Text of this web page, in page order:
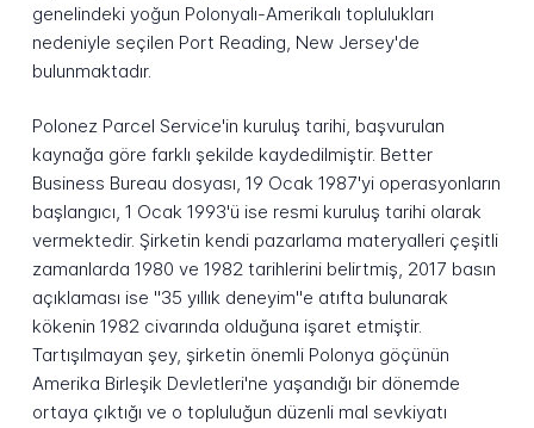
genelindeki yoğun Polonyalı-Amerikalı toplulukları
nedeniyle seçilen Port Reading, New Jersey'de
bulunmaktadır.
Polonez Parcel Service'in kuruluş tarihi, başvurulan
kaynağa göre farklı şekilde kaydedilmiştir. Better
Business Bureau dosyası, 19 Ocak 1987'yi operasyonların
başlangıcı, 1 Ocak 1993'ü ise resmi kuruluş tarihi olarak
vermektedir. Şirketin kendi pazarlama materyalleri çeşitli
zamanlarda 1980 ve 1982 tarihlerini belirtmiş, 2017 basın
açıklaması ise "35 yıllık deneyim"e atıfta bulunarak
kökenin 1982 civarında olduğuna işaret etmiştir.
Tartışılmayan şey, şirketin önemli Polonya göçünün
Amerika Birleşik Devletleri'ne yaşandığı bir dönemde
ortaya çıktığı ve o topluluğun düzenli mal sevkiyatı